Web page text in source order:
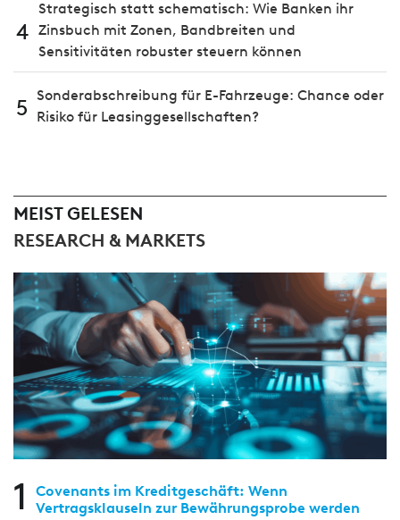
4
Strategisch statt schematisch: Wie Banken ihr
Zinsbuch mit Zonen, Bandbreiten und
Sensitivitäten robuster steuern können
5 Sonderabschreibung für E-Fahrzeuge: Chance oder
Risiko für Leasinggesellschaften?
MEIST GELESEN
RESEARCH & MARKETS
1
Covenants im Kreditgeschäft: Wenn
Vertragsklauseln zur Bewährungsprobe werden